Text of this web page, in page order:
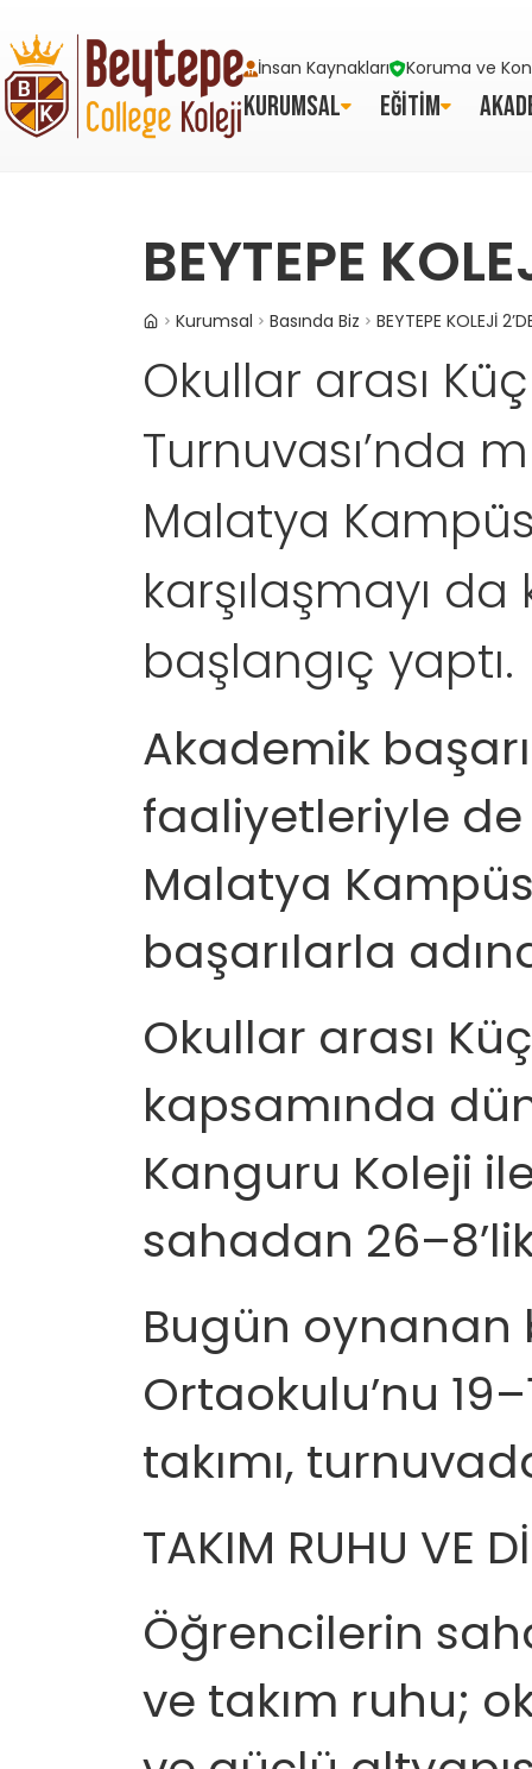
İnsan Kaynakları Koruma ve
KURUMSAL EĞİTİM
BEYTEPE
Kurumsal Basında Biz BEYTEPE KOLEJİ
Okullar arası
Turnuvası’nda
Malatya
karşılaşmayı
başlangıç yaptı.
Akademik
faaliyetleriyle
Malatya
başarılarla
Okullar arası
kapsamında
Kanguru Koleji
sahadan
Bugün
Ortaokulu’nu
takımı,
TAKIM RUHU VE
Öğrencilerin
ve takım ruhu;